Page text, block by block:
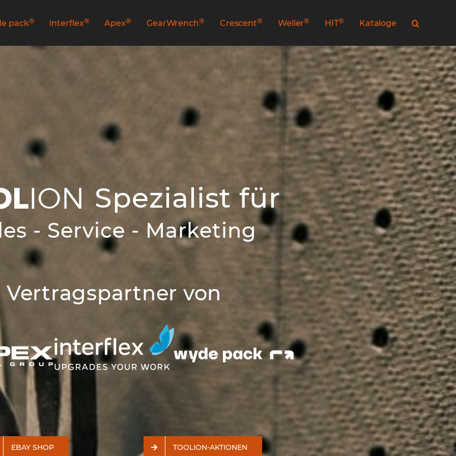
pack® interflex® Apex® GearWrench® Crescent® Weller® HIT® Kataloge
Spezialist für
- Service - Marketing
Vertragspartner von
EBAY SHOP TOOLION-AKTIONEN